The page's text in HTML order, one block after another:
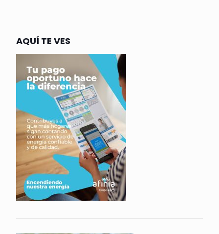
AQUÍ TE VES